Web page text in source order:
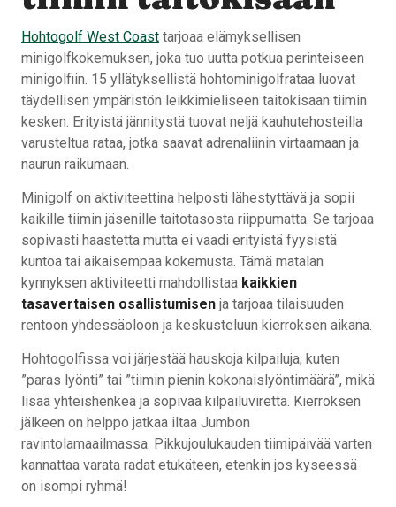
Hohtogolf West Coast tarjoaa elämyksellisen
minigolfkokemuksen, joka tuo uutta potkua perinteiseen
minigolfiin. 15 yllätyksellistä hohtominigolfrataa luovat
täydellisen ympäristön leikkimieliseen taitokisaan tiimin
kesken. Erityistä jännitystä tuovat neljä kauhutehosteilla
varusteltua rataa, jotka saavat adrenaliinin virtaamaan ja
naurun raikumaan.
Minigolf on aktiviteettina helposti lähestyttävä ja sopii
kaikille tiimin jäsenille taitotasosta riippumatta. Se tarjoaa
sopivasti haastetta mutta ei vaadi erityistä fyysistä
kuntoa tai aikaisempaa kokemusta. Tämä matalan
kynnyksen aktiviteetti mahdollistaa kaikkien
tasavertaisen osallistumisen ja tarjoaa tilaisuuden
rentoon yhdessäoloon ja keskusteluun kierroksen aikana.
Hohtogolfissa voi järjestää hauskoja kilpailuja, kuten
”paras lyönti” tai ”tiimin pienin kokonaislyöntimäärä”, mikä
lisää yhteishenkeä ja sopivaa kilpailuvirettä. Kierroksen
jälkeen on helppo jatkaa iltaa Jumbon
ravintolamaailmassa. Pikkujoulukauden tiimipäivää varten
kannattaa varata radat etukäteen, etenkin jos kyseessä
on isompi ryhmä!